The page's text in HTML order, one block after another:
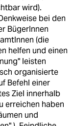
wird).
bei den
BügerInnen
(die
helfen und einen
leisten
organisierte
Befehl einer
Ziel innerhalb
erreichen haben
und